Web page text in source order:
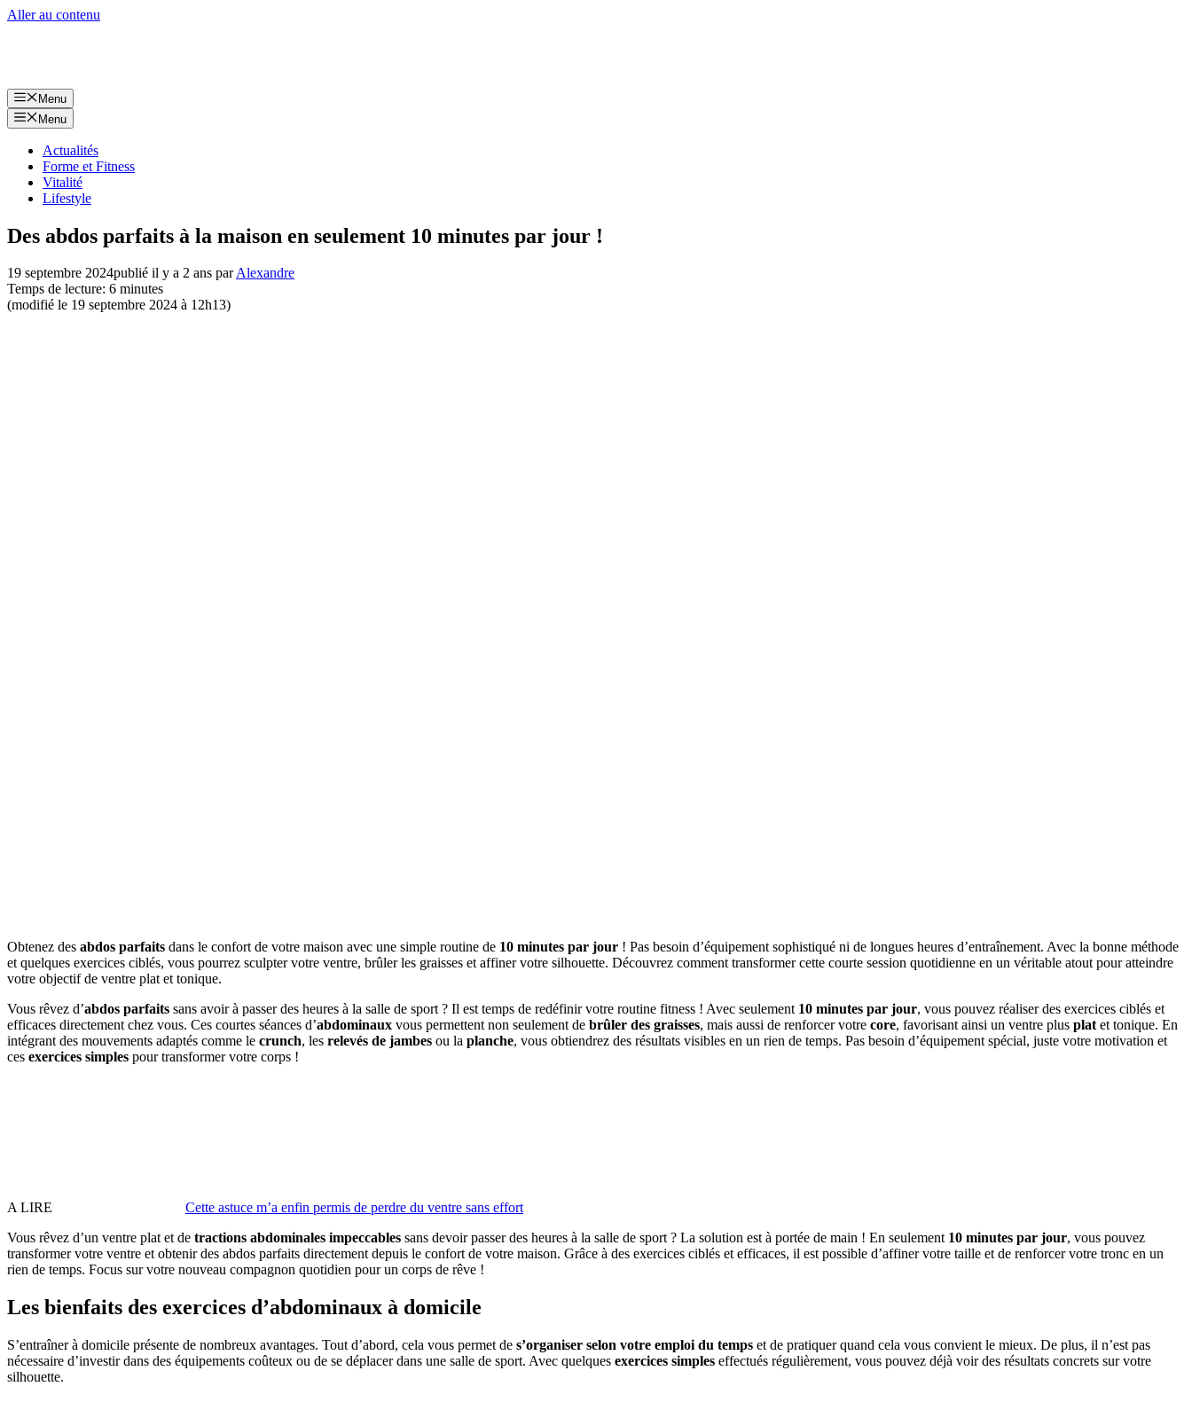
Aller au contenu
Menu
Menu
Actualités
Forme et Fitness
Vitalité
Lifestyle
Des abdos parfaits à la maison en seulement 10 minutes par jour !
19 septembre 2024publié il y a 2 ans parAlexandre
Temps de lecture: 6 minutes
(modifié le 19 septembre 2024 à 12h13)
Obtenez des abdos parfaits dans le confort de votre maison avec une simple routine de 10 minutes par jour ! Pas besoin d’équipement sophistiqué ni de longues heures d’entraînement. Avec la bonne méthode
et quelques exercices ciblés, vous pourrez sculpter votre ventre, brûler les graisses et affiner votre silhouette. Découvrez comment transformer cette courte session quotidienne en un véritable atout pour atteindre
votre objectif de ventre plat et tonique.
Vous rêvez d’abdos parfaits sans avoir à passer des heures à la salle de sport ? Il est temps de redéfinir votre routine fitness ! Avec seulement 10 minutes par jour, vous pouvez réaliser des exercices ciblés et
efficaces directement chez vous. Ces courtes séances d’abdominaux vous permettent non seulement de brûler des graisses, mais aussi de renforcer votre core, favorisant ainsi un ventre plus platet tonique. En
intégrant des mouvements adaptés comme le crunch, les relevés de jambes ou la planche, vous obtiendrez des résultats visibles en un rien de temps. Pas besoin d’équipement spécial, juste votre motivation et
ces exercices simples pour transformer votre corps !
A LIRE
Cette astuce m’a enfin permis de perdre du ventre sans effort
Vous rêvez d’un ventre plat et de tractions abdominales impeccables sans devoir passer des heures à la salle de sport ? La solution est à portée de main ! En seulement 10 minutes par jour, vous pouvez
transformer votre ventre et obtenir des abdos parfaits directement depuis le confort de votre maison. Grâce à des exercices ciblés et efficaces, il est possible d’affiner votre taille et de renforcer votre tronc en un
rien de temps. Focus sur votre nouveau compagnon quotidien pour un corps de rêve !
Les bienfaits des exercices d’abdominaux à domicile
S’entraîner à domicile présente de nombreux avantages. Tout d’abord, cela vous permet de s’organiser selon votre emploi du temps et de pratiquer quand cela vous convient le mieux. De plus, il n’est pas
nécessaire d’investir dans des équipements coûteux ou de se déplacer dans une salle de sport. Avec quelques exercices simples effectués régulièrement, vous pouvez déjà voir des résultats concrets sur votre
silhouette.